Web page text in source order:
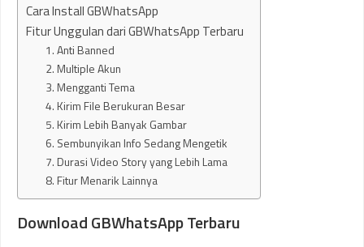
Cara Install GBWhatsApp
Fitur Unggulan dari GBWhatsApp Terbaru
1. Anti Banned
2. Multiple Akun
3. Mengganti Tema
4. Kirim File Berukuran Besar
5. Kirim Lebih Banyak Gambar
6. Sembunyikan Info Sedang Mengetik
7. Durasi Video Story yang Lebih Lama
8. Fitur Menarik Lainnya
Download GBWhatsApp Terbaru